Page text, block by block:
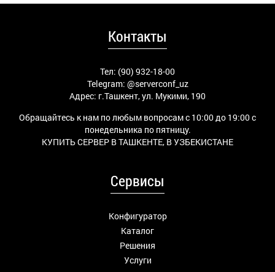
Контакты
Тел: (90) 932-18-00
Telegram: @serverconf_uz
Адрес: г.Ташкент, ул. Мукими, 190
Обращайтесь к нам по любым вопросам с 10:00 до 19:00 с
понедельника по пятницу.
КУПИТЬ СЕРВЕР В ТАШКЕНТЕ, В УЗБЕКИСТАНЕ
Сервисы
Конфигуратор
Каталог
Решения
Услуги